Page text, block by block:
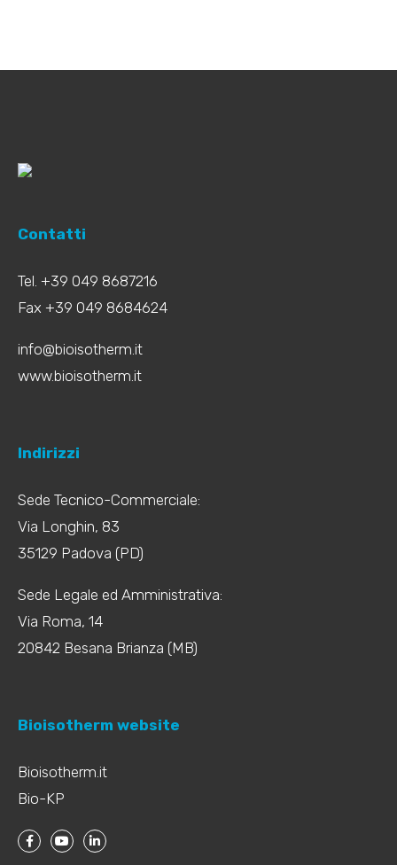
Contatti
Tel. +39 049 8687216
Fax +39 049 8684624
info@bioisotherm.it
www.bioisotherm.it
Indirizzi
Sede Tecnico-Commerciale:
Via Longhin, 83
35129 Padova (PD)
Sede Legale ed Amministrativa:
Via Roma, 14
20842 Besana Brianza (MB)
Bioisotherm website
Bioisotherm.it
Bio-KP